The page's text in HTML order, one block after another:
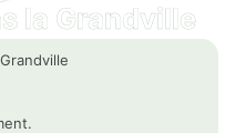
la Grandville